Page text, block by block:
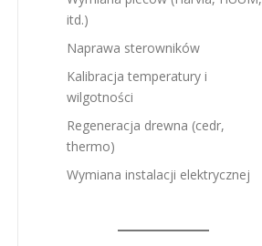
itd.)
Naprawa sterowników
Kalibracja temperatury i
wilgotności
Regeneracja drewna (cedr,
thermo)
Wymiana instalacji elektrycznej